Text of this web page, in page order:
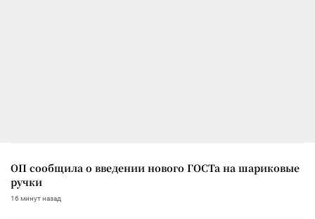
ОП сообщила о введении нового ГОСТа на шариковые
ручки
16 минут назад